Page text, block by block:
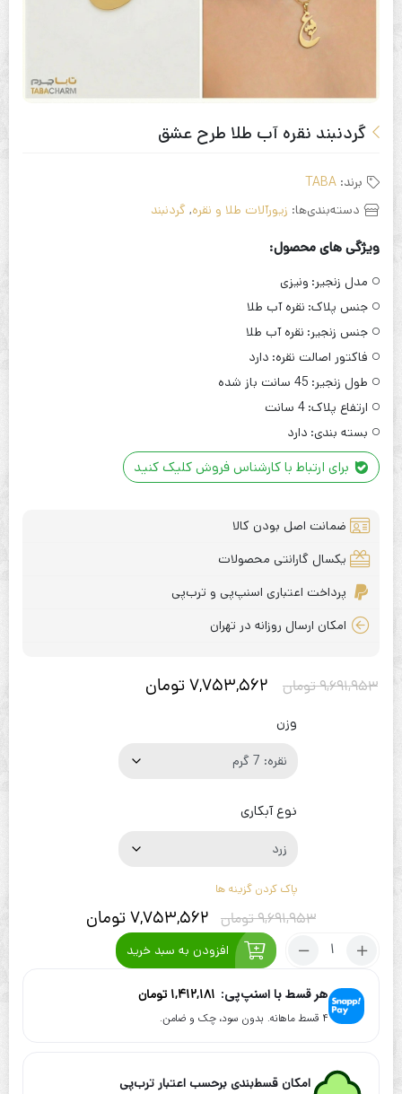
گردنبند نقره آب طلا طرح عشق
برند: TABA
دسته‌بندی‌ها: زیورآلات طلا و نقره, گردنبند
ویژگی های محصول:
مدل زنجیر: ونیزی
جنس پلاک: نقره آب طلا
جنس زنجیر: نقره آب طلا
فاکتور اصالت نقره: دارد
طول زنجیر: 45 سانت باز شده
ارتفاع پلاک: 4 سانت
بسته بندی: دارد
برای ارتباط با کارشناس فروش کلیک کنید
ضمانت اصل بودن کالا
یکسال گارانتی محصولات
پرداخت اعتباری اسنپ‌پی و ترب‌پی
امکان ارسال روزانه در تهران
9,691,953تومان 7,753,562تومان
وزن
نوع آبکاری
پاک کردن گزینه ها
9,691,953تومان 7,753,562تومان
تعداد:
آب
طلا
افزودن به سبد خرید
هر قسط با اسنپ‌پی: 1,412,181 تومان
۴ قسط ماهانه. بدون سود، چک و ضامن.
امکان قسط‌بندی برحسب اعتبار ترب‌پی